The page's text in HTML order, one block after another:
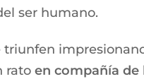
ser humano.
rato en compañía de